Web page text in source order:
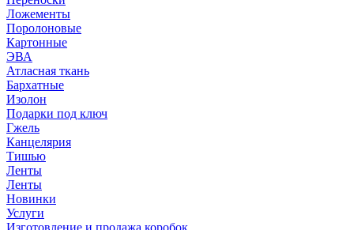
Ложементы
Поролоновые
Картонные
ЭВА
Атласная ткань
Бархатные
Изолон
Подарки под ключ
Гжель
Канцелярия
Тишью
Ленты
Ленты
Новинки
Услуги
Изготовление и продажа коробок